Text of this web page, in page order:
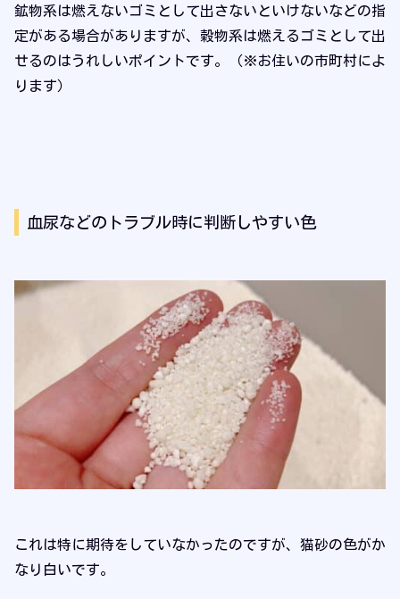
鉱物系は燃えないゴミとして出さないといけないなどの指
定がある場合がありますが、穀物系は燃えるゴミとして出
せるのはうれしいポイントです。（※お住いの市町村によ
ります）
血尿などのトラブル時に判断しやすい色
これは特に期待をしていなかったのですが、猫砂の色がか
なり白いです。